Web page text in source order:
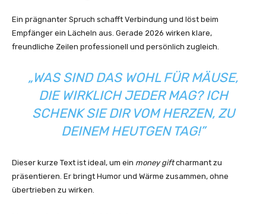
Ein prägnanter Spruch schafft Verbindung und löst beim
Empfänger ein Lächeln aus. Gerade 2026 wirken klare,
freundliche Zeilen professionell und persönlich zugleich.
„WAS SIND DAS WOHL FÜR MÄUSE,
DIE WIRKLICH JEDER MAG? ICH
SCHENK SIE DIR VOM HERZEN, ZU
DEINEM HEUTGEN TAG!”
Dieser kurze Text ist ideal, um ein money giftcharmant zu
präsentieren. Er bringt Humor und Wärme zusammen, ohne
übertrieben zu wirken.